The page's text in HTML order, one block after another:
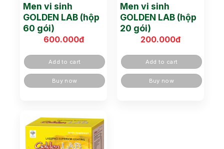
Men vi sinh
GOLDEN LAB (hộp
60 gói)
600.000đ
Add to cart
Buy now
Men vi sinh
GOLDEN LAB (hộp
20 gói)
200.000đ
Add to cart
Buy now